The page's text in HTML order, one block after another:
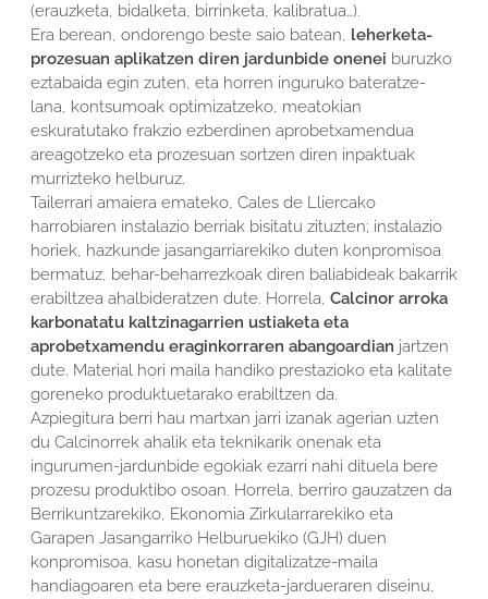
(erauzketa, bidalketa, birrinketa, kalibratua…).
Era berean, ondorengo beste saio batean, leherketa-
prozesuan aplikatzen diren jardunbide onenei buruzko
eztabaida egin zuten, eta horren inguruko bateratze-
lana, kontsumoak optimizatzeko, meatokian
eskuratutako frakzio ezberdinen aprobetxamendua
areagotzeko eta prozesuan sortzen diren inpaktuak
murrizteko helburuz.
Tailerrari amaiera emateko, Cales de Lliercako
harrobiaren instalazio berriak bisitatu zituzten; instalazio
horiek, hazkunde jasangarriarekiko duten konpromisoa
bermatuz, behar-beharrezkoak diren baliabideak bakarrik
erabiltzea ahalbideratzen dute. Horrela, Calcinor arroka
karbonatatu kaltzinagarrien ustiaketa eta
aprobetxamendu eraginkorraren abangoardian jartzen
dute. Material hori maila handiko prestazioko eta kalitate
goreneko produktuetarako erabiltzen da.
Azpiegitura berri hau martxan jarri izanak agerian uzten
du Calcinorrek ahalik eta teknikarik onenak eta
ingurumen-jardunbide egokiak ezarri nahi dituela bere
prozesu produktibo osoan. Horrela, berriro gauzatzen da
Berrikuntzarekiko, Ekonomia Zirkularrarekiko eta
Garapen Jasangarriko Helburuekiko (GJH) duen
konpromisoa, kasu honetan digitalizatze-maila
handiagoaren eta bere erauzketa-jardueraren diseinu,